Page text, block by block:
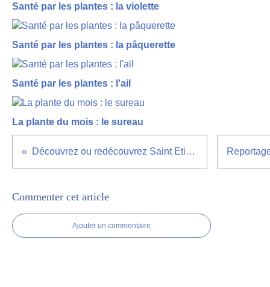
Santé par les plantes : la violette
Santé par les plantes : la pâquerette
Santé par les plantes : l'ail
La plante du mois : le sureau
Découvrez ou redécouvrez Saint Etienne
Commenter cet article
Ajouter un commentaire